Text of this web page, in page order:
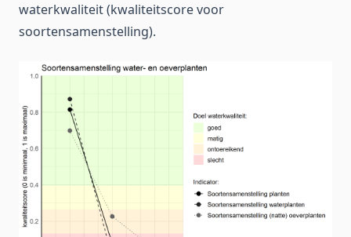
waterkwaliteit (kwaliteitscore voor
soortensamenstelling).